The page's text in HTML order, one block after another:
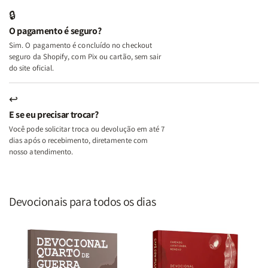
Lar
Lar
🔒
O pagamento é seguro?
Sim. O pagamento é concluído no checkout
seguro da Shopify, com Pix ou cartão, sem sair
do site oficial.
↩
E se eu precisar trocar?
Você pode solicitar troca ou devolução em até 7
dias após o recebimento, diretamente com
nosso atendimento.
Devocionais para todos os dias